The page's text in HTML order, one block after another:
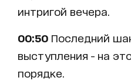
интригой вечера.
00:50 Последний
выступления - на
порядке.